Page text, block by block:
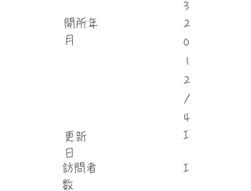
​開所年
月
更新
日
​訪問者
数
3
2
0
1
2
/
4
I
I